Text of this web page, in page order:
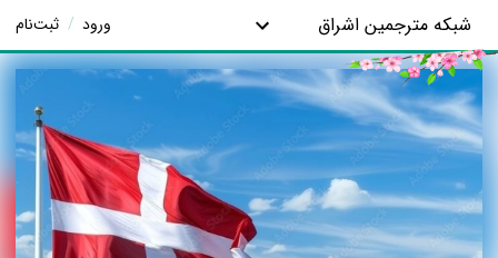
شبکه مترجمین اشراق ورود / ثبت‌نام